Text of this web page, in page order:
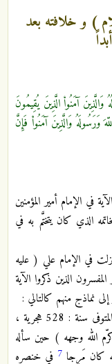
) و خلافته بعد
وَالَّذِينَ آمَنُواْ الَّذِينَ يُقِيمُونَ
وَرَسُولَهُ وَالَّذِينَ آمَنُواْ فَإِنَّ
الإمام أمير المؤمنين
الذي كان يتختَّم به في
في الإمام علي ( عليه
الذين ذكروا الآية
نماذج منهم كالتالي :
النموذج الأول ـ الزمخشري : جار الله محمود بن عمر المتوفى سنة : 528 هجرية ،
الله وجهه ) حين سأله
كان مَرِجا 7 في خنصره